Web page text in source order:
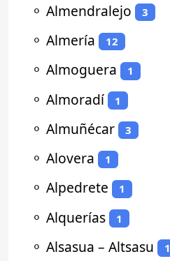
⚬ Almendralejo 3
⚬ Almería 12
⚬ Almoguera 1
⚬ Almoradí 1
⚬ Almuñécar 3
⚬ Alovera 1
⚬ Alpedrete 1
⚬ Alquerías 1
⚬ Alsasua – Altsasu 1